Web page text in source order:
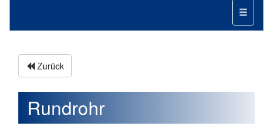
Toggle
Zurück
Rundrohr